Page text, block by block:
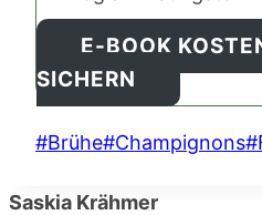
E-BOOK
SICHERN
Schlagworte:
#Brühe#Champignons#
Saskia Krähmer